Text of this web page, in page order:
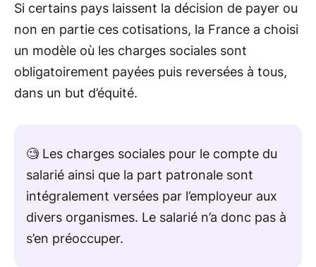
Si certains pays laissent la décision de payer ou
non en partie ces cotisations, la France a choisi
un modèle où les charges sociales sont
obligatoirement payées puis reversées à tous,
dans un but d’équité.
🧐 Les charges sociales pour le compte du
salarié ainsi que la part patronale sont
intégralement versées par l’employeur aux
divers organismes. Le salarié n’a donc pas à
s’en préoccuper.